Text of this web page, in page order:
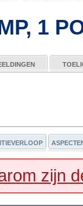
1
zijn